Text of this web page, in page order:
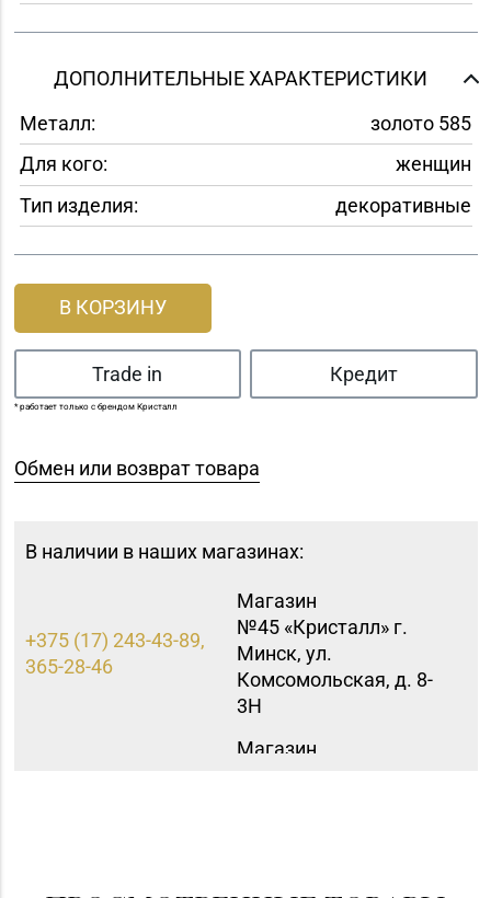
ДОПОЛНИТЕЛЬНЫЕ ХАРАКТЕРИСТИКИ
Металл:
золото 585
Для кого:
женщин
Тип изделия:
декоративные
В КОРЗИНУ
Trade in Кредит
* работает только с брендом Кристалл
Обмен или возврат товара
В наличии в наших магазинах:
+375 (17) 243-43-89,
365-28-46
Магазин
№45 «Кристалл» г.
Минск, ул.
Комсомольская, д. 8-
3Н
Магазин